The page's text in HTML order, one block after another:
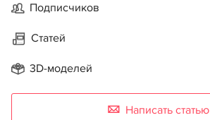
Подписчиков
Статей
3D-моделей
Написать статью